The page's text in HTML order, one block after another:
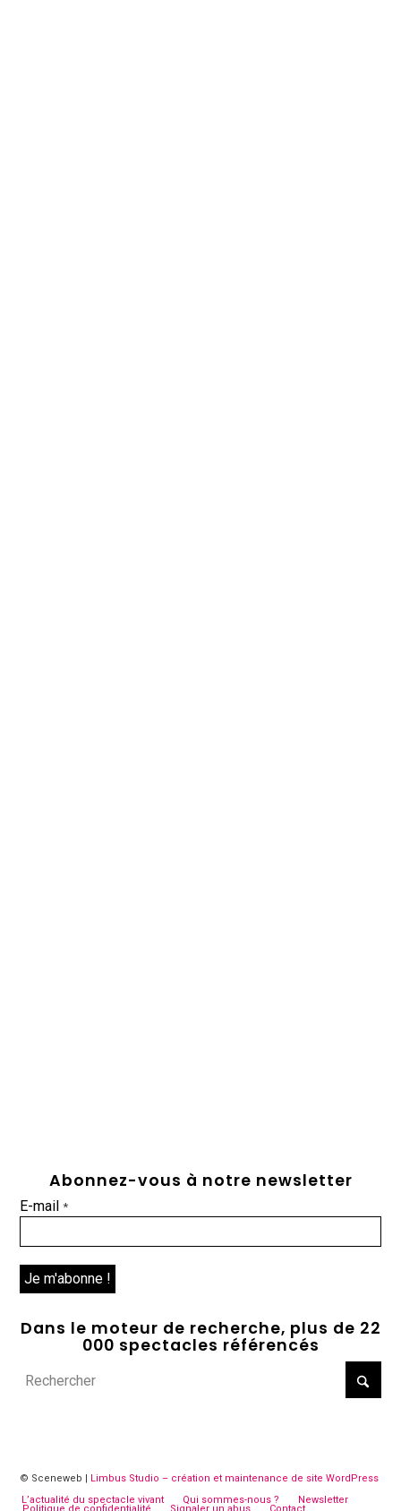
Abonnez-vous à notre newsletter
E-mail*
Dans le moteur de recherche, plus de 22
000 spectacles référencés
© Sceneweb | Limbus Studio – création et maintenance de site WordPress
L’actualité du spectacle vivant
Qui sommes-nous ? Newsletter
Politique de confidentialité Signaler un abus Contact